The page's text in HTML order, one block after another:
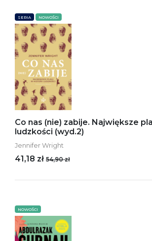
SERIA NOWOŚCI
Co nas (nie) zabije. Największe
ludzkości (wyd.2)
Jennifer Wright
41,18 zł 54,90 zł
NOWOŚCI